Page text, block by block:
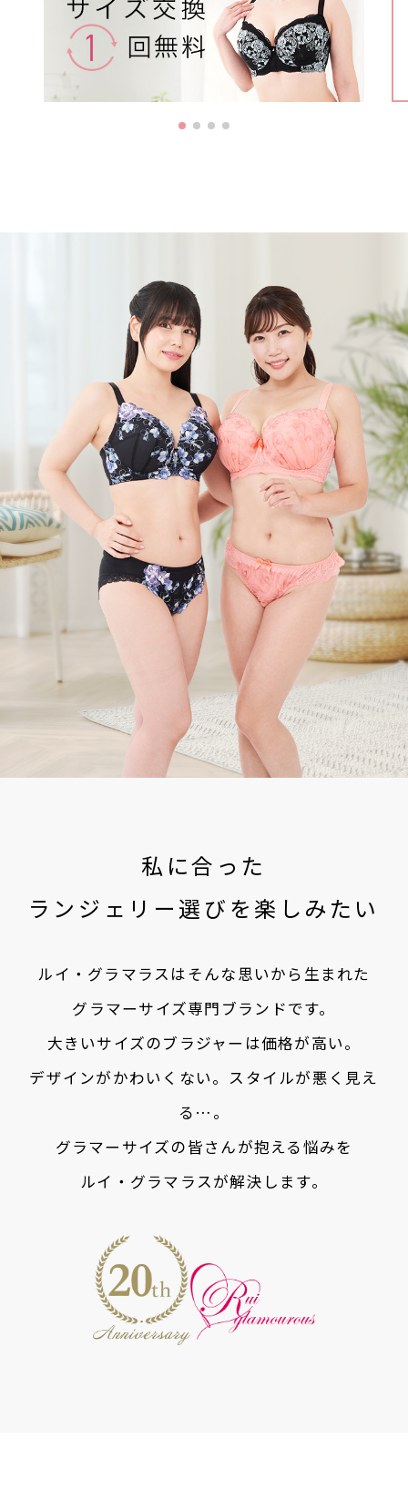
私に合った
ランジェリー選びを楽しみたい
ルイ・グラマラスはそんな思いから生まれた
グラマーサイズ専門ブランドです。
大きいサイズのブラジャーは価格が高い。
デザインがかわいくない。スタイルが悪く見え
る…。
グラマーサイズの皆さんが抱える悩みを
ルイ・グラマラスが解決します。